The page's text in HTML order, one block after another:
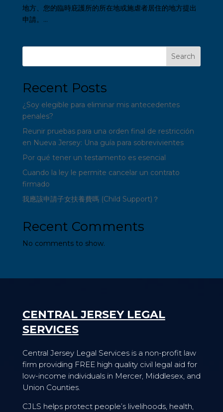
地方、您的臨時庇護所的所在地或施虐者居住的地方提出
申請。...
Search
Recent Posts
¿Soy elegible para eliminar mis antecedentes
penales?
Reunir pruebas para una orden final de restricción
en Nueva Jersey: Una guía para sobrevivientes
Por qué tener un testamento es esencial
Cuando la ley le permite cancelar un contrato
firmado
我應該申請子女扶養費嗎 (Child Support)？
Recent Comments
No comments to show.
CENTRAL JERSEY LEGAL
SERVICES
Central Jersey Legal Services is a non-profit law
firm providing FREE high quality civil legal aid for
low-income individuals in Mercer, Middlesex, and
Union Counties.
CJLS helps protect people’s livelihoods, health,